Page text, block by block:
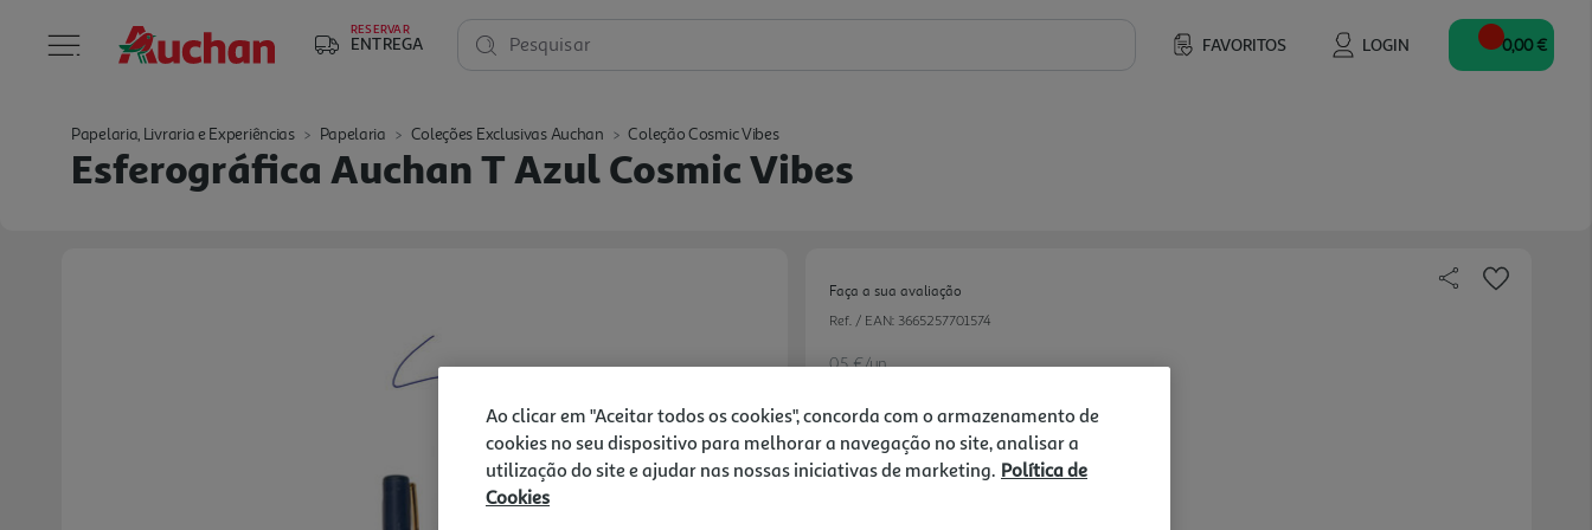
RESERVAR
ENTREGA FAVORITOS LOGIN
Pesquisar 0,00 €
Papelaria, Livraria e Experiências Papelaria Coleções Exclusivas Auchan Coleção Cosmic Vibes
Esferográfica Auchan T Azul Cosmic Vibes
Faça a sua avaliação
Ref. / EAN: 3665257701574
0.5 €/un
-49%
Price reduced from
0,99 €to
Ao clicar em "Aceitar todos os cookies", concorda com o armazenamento de
cookies no seu dispositivo para melhorar a navegação no site, analisar a
utilização do site e ajudar nas nossas iniciativas de marketing. Política de
Cookies